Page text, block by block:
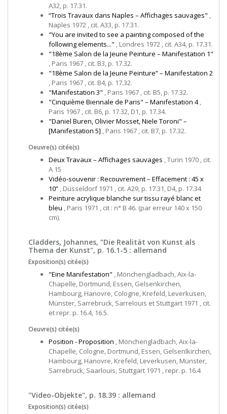
A32, p. 17.31.
“Trois Travaux dans Naples – Affichages sauvages" ,
Naples 1972 , cit. A33, p. 17.31.
"You are invited to see a painting composed of the
following elements..." , Londres 1972 , cit. A34, p. 17.31.
"18ème Salon de la Jeune Peinture – Manifestation 1"
, Paris 1967 , cit. B3, p. 17.32.
"18ème Salon de la Jeune Peinture” – Manifestation 2
, Paris 1967 , cit. B4, p. 17.32.
"Manifestation 3" , Paris 1967 , cit. B5, p. 17.32.
"Cinquième Biennale de Paris" – Manifestation 4,
Paris 1967 , cit. B6, p. 17.32, D1, p. 17.34.
"Daniel Buren, Olivier Mosset, Niele Toroni" –
[Manifestation 5] , Paris 1967 , cit. B7, p. 17.32.
Oeuvre(s) citée(s)
Deux Travaux – Affichages sauvages , Turin 1970 , cit.
A 15
Vidéo-souvenir : Recouvrement – Effacement : 45 x
10” , Düsseldorf 1971 , cit. A29, p. 17.31, D4, p. 17.34
Peinture acrylique blanche sur tissu rayé blanc et
bleu , Paris 1971 , cit : n° B 46. (par erreur 140 x 150
cm).
Cladders, Johannes, "Die Realität von Kunst als
Thema der Kunst", p. 16.1-5 : allemand
Exposition(s) citée(s)
"Eine Manifestation" , Mönchengladbach, Aix-la-
Chapelle, Dortmund, Essen, Gelsenkirchen,
Hambourg, Hanovre, Cologne, Krefeld, Leverkusen,
Münster, Sarrebruck, Sarrelouis et Stuttgart 1971 , cit.
et repr. p. 16.4, 16.5.
Oeuvre(s) citée(s)
Position - Proposition , Mönchengladbach, Aix-la-
Chapelle, Cologne, Dortmund, Essen, Gelsenlkirchen,
Hambourg, Hanovre, Krefeld, Leverkusen, Münster,
Sarrebruck, Saarlouis, Stuttgart 1971 , repr. p. 16.4
"Video-Objekte", p. 18.39 : allemand
Exposition(s) citée(s)